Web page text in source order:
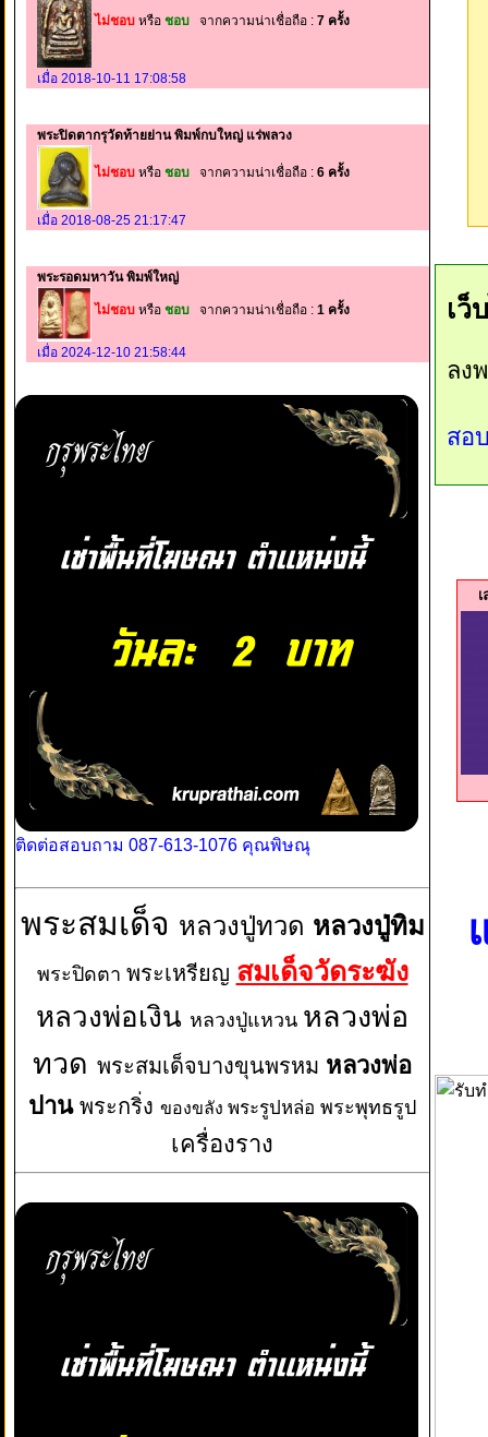
ไม่ชอบ หรือ ชอบ จากความน่าเชื่อถือ : 7 ครั้ง
เมื่อ 2018-10-11 17:08:58
พระปิดตากรุวัดท้ายย่าน พิมพ์กบใหญ่ แร่พลวง
ไม่ชอบ หรือ ชอบ จากความน่าเชื่อถือ : 6 ครั้ง
เมื่อ 2018-08-25 21:17:47
พระรอดมหาวัน พิมพ์ใหญ่
ไม่ชอบ หรือ ชอบ จากความน่าเชื่อถือ : 1 ครั้ง
เมื่อ 2024-12-10 21:58:44
ติดต่อสอบถาม 087-613-1076 คุณพิษณุ
พระสมเด็จ หลวงปู่ทวด หลวงปู่ทิม
พระปิดตา พระเหรียญ สมเด็จวัดระฆัง
หลวงพ่อเงิน หลวงปู่แหวน หลวงพ่อ
ทวด พระสมเด็จบางขุนพรหม หลวงพ่อ
ปาน พระกริ่ง ของขลัง พระรูปหล่อ พระพุทธรูป
เครื่องราง
เว็
ลง
สอ